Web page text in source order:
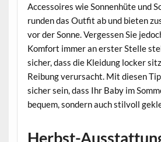
Accessoires wie Sonnenhüte und
runden das Outfit ab und bieten
vor der Sonne. Vergessen Sie
Komfort immer an erster Stelle
sicher, dass die Kleidung locker
Reibung verursacht. Mit diesen
sicher sein, dass Ihr Baby im
bequem, sondern auch stilvoll
Herbst-